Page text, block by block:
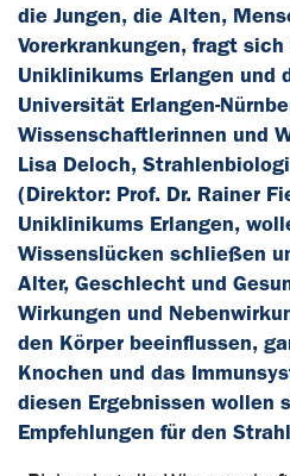
die Jungen, die Alten,
Vorerkrankungen, fragt sich
Uniklinikums Erlangen und
Universität Erlangen-
Wissenschaftlerinnen und
Lisa Deloch,
(Direktor: Prof. Dr. Rainer
Uniklinikums Erlangen,
Wissenslücken schließen
Alter, Geschlecht und
Wirkungen und
den Körper beeinflussen,
Knochen und das
diesen Ergebnissen wollen
Empfehlungen für den